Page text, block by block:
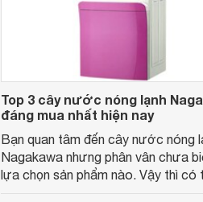
Top 3 cây nước nóng lạnh
đáng mua nhất hiện nay
Bạn quan tâm đến cây nước nóng
Nagakawa nhưng phân vân chưa
lựa chọn sản phẩm nào. Vậy thì có